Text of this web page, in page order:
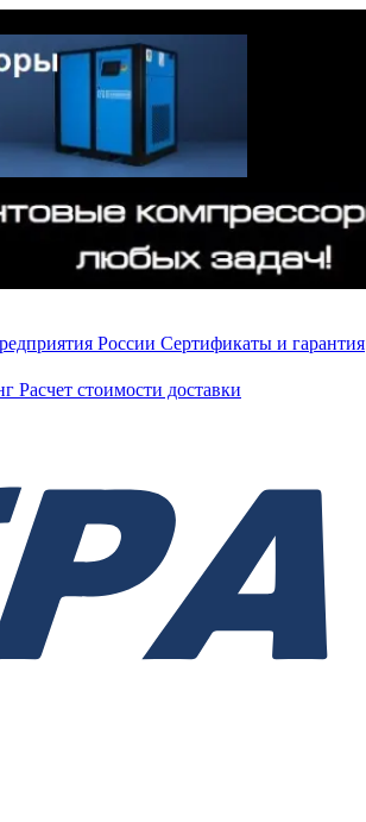
России Сертификаты и гарантия
Расчет стоимости доставки